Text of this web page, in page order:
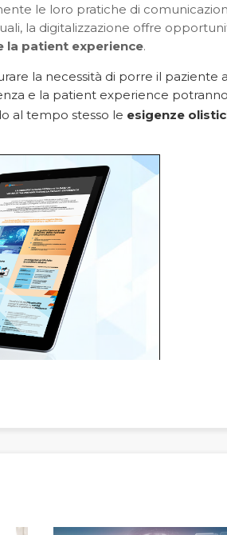
le loro pratiche di
la digitalizzazione offre
patient experience.
la necessità di porre il paziente
e la patient experience potranno
al tempo stesso le esigenze